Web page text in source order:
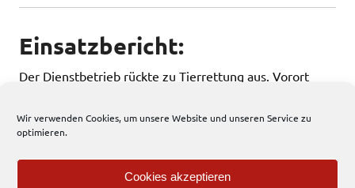
Wir verwenden Cookies, um unsere Website und unseren Service zu
optimieren.
Cookies akzeptieren
Einsatzbericht:
Der Dienstbetrieb rückte zu Tierrettung aus. Vorort
274 total views